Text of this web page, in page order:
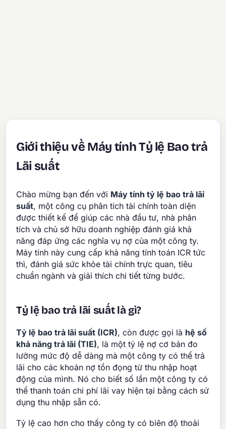
Giới thiệu về Máy tính Tỷ lệ Bao trả
Lãi suất
Chào mừng bạn đến với Máy tính tỷ lệ bao trả lãi
suất, một công cụ phân tích tài chính toàn diện
được thiết kế để giúp các nhà đầu tư, nhà phân
tích và chủ sở hữu doanh nghiệp đánh giá khả
năng đáp ứng các nghĩa vụ nợ của một công ty.
Máy tính này cung cấp khả năng tính toán ICR tức
thì, đánh giá sức khỏe tài chính trực quan, tiêu
chuẩn ngành và giải thích chi tiết từng bước.
Tỷ lệ bao trả lãi suất là gì?
Tỷ lệ bao trả lãi suất (ICR), còn được gọi là hệ số
khả năng trả lãi (TIE), là một tỷ lệ nợ cơ bản đo
lường mức độ dễ dàng mà một công ty có thể trả
lãi cho các khoản nợ tồn đọng từ thu nhập hoạt
động của mình. Nó cho biết số lần một công ty có
thể thanh toán chi phí lãi vay hiện tại bằng cách sử
dụng thu nhập sẵn có.
Tỷ lệ cao hơn cho thấy công ty có biên độ thoải